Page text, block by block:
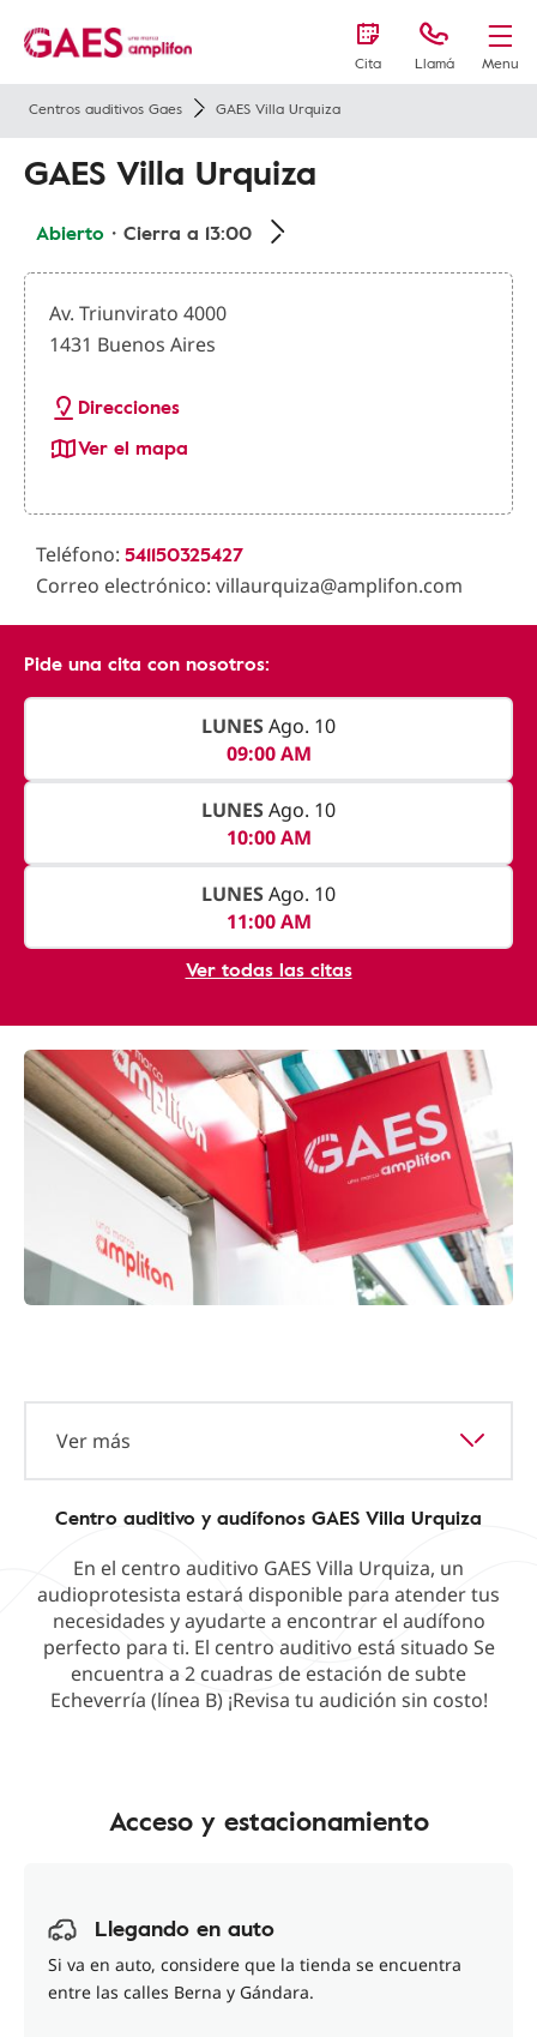
Cita Llamá Menu
Centros auditivos Gaes GAES Villa Urquiza
GAES Villa Urquiza
Abierto ・Cierra a 13:00
Av. Triunvirato 4000
1431 Buenos Aires
Direcciones
Ver el mapa
Teléfono: 541150325427
Correo electrónico: villaurquiza@amplifon.com
Pide una cita con nosotros:
LUNESAgo. 10
09:00 AM
LUNESAgo. 10
10:00 AM
LUNESAgo. 10
11:00 AM
Ver todas las citas
Ver más
Centro auditivo y audífonos GAES Villa Urquiza
En el centro auditivo GAES Villa Urquiza, un
audioprotesista estará disponible para atender tus
necesidades y ayudarte a encontrar el audífono
perfecto para ti. El centro auditivo está situado Se
encuentra a 2 cuadras de estación de subte
Echeverría (línea B) ¡Revisa tu audición sin costo!
Acceso y estacionamiento
Llegando en auto
Si va en auto, considere que la tienda se encuentra
entre las calles Berna y Gándara.